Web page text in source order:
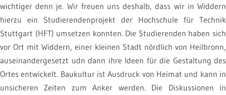
wichtiger denn je. Wir freuen uns deshalb, dass wir in Widdern
hierzu ein Studierendenprojekt der Hochschule für Technik
Stuttgart (HFT) umsetzen konnten. Die Studierenden haben sich
vor Ort mit Widdern, einer kleinen Stadt nördlich von Heilbronn,
auseinandergesetzt udn dann ihre Ideen für die Gestaltung des
Ortes entwickelt. Baukultur ist Ausdruck von Heimat und kann in
unsicheren Zeiten zum Anker werden. Die Diskussionen in